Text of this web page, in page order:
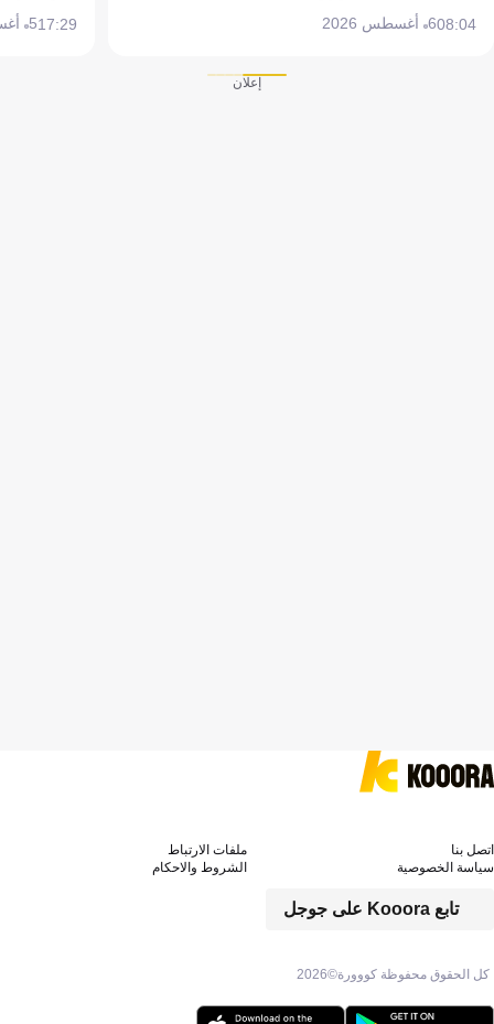
08:046 أغسطس 2026 17:295 أغسطس 2026
إعلان
كل الحقوق محفوظة كووورة©2026
تابع Kooora على جوجل
اتصل بنا
ملفات الارتباط
سياسة الخصوصية
الشروط والاحكام